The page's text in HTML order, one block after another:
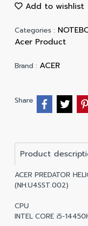
Add to wishlist
Categories :
Acer Product
Brand : ACER
Share
Product
ACER PREDATOR
(NH.U4SST.002)
CPU
INTEL CORE i5-